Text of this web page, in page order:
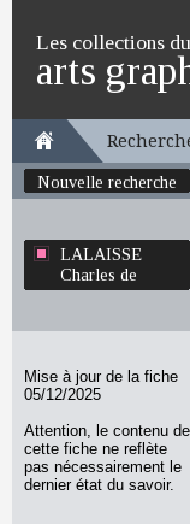
Les collections
arts
Nouvelle recherche
LALAISSE
Charles de
Mise à jour de la fiche
05/12/2025
Attention, le contenu de
cette fiche ne reflète
pas nécessairement le
dernier état du savoir.